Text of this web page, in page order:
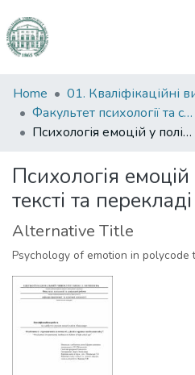
Communities
&
Collections
Statistics
Home
Факультет психології та соціальної роботи
Психологія емоцій у полікодовому тексті та перекладі кінотексту
Психологія
тексті та
Alternative Title
Psychology of emotion in